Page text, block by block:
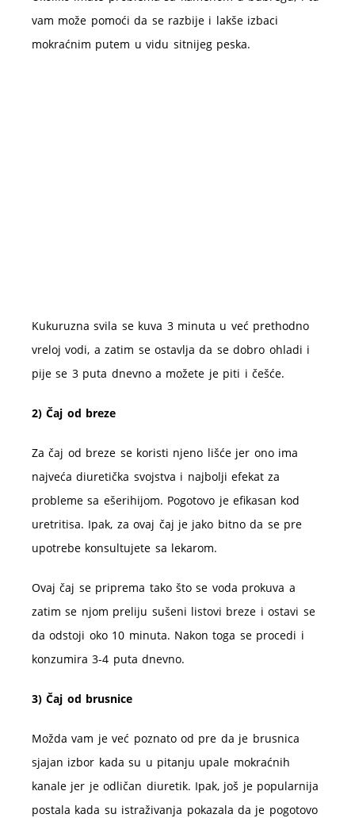
vam može pomoći da se razbije i lakše izbaci
mokraćnim putem u vidu sitnijeg peska.
Kukuruzna svila se kuva 3 minuta u već prethodno
vreloj vodi, a zatim se ostavlja da se dobro ohladi i
pije se 3 puta dnevno a možete je piti i češće.
2) Čaj od breze
Za čaj od breze se koristi njeno lišće jer ono ima
najveća diuretička svojstva i najbolji efekat za
probleme sa ešerihijom. Pogotovo je efikasan kod
uretritisa. Ipak, za ovaj čaj je jako bitno da se pre
upotrebe konsultujete sa lekarom.
Ovaj čaj se priprema tako što se voda prokuva a
zatim se njom preliju sušeni listovi breze i ostavi se
da odstoji oko 10 minuta. Nakon toga se procedi i
konzumira 3-4 puta dnevno.
3) Čaj od brusnice
Možda vam je već poznato od pre da je brusnica
sjajan izbor kada su u pitanju upale mokraćnih
kanale jer je odličan diuretik. Ipak, još je popularnija
postala kada su istraživanja pokazala da je pogotovo